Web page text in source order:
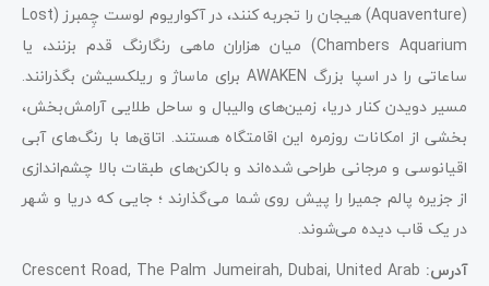
(Aquaventure) هیجان را تجربه کنند، در آکواریوم لوست چِمبرز (Lost
Chambers Aquarium) میان هزاران ماهی رنگارنگ قدم بزنند، یا
ساعاتی را در اسپا بزرگ AWAKEN برای ماساژ و ریلکسیشن بگذرانند.
مسیر دویدن کنار دریا، زمین‌های والیبال و ساحل طلایی آرامش‌بخش،
بخشی از امکانات روزمره این اقامتگاه هستند. اتاق‌ها با رنگ‌های آبی
اقیانوسی و مرجانی طراحی شده‌اند و بالکن‌های طبقات بالا چشم‌اندازی
از جزیره پالم جمیرا را پیش روی شما می‌گذارند ؛ جایی که دریا و شهر
در یک قاب دیده می‌شوند.
آدرس:
Crescent Road, The Palm Jumeirah, Dubai, United Arab